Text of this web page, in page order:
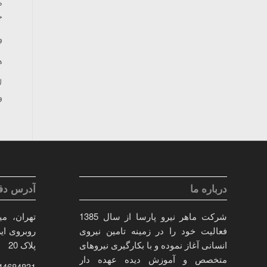
درباره ما
شرکت ماهر نیرو پارسا از سال 1385
فعالیت خود را در زمینه تامین نیروی
انسانی آغاز نموده و با بکارگیری نیروهای
متخصص و آموزش دیده عهده دار
آدرس
تهران،
روبروی
پلاک 20